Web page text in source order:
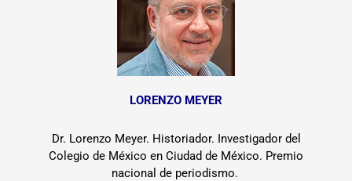
LORENZO MEYER
Dr. Lorenzo Meyer. Historiador. Investigador del
Colegio de México en Ciudad de México. Premio
nacional de periodismo.